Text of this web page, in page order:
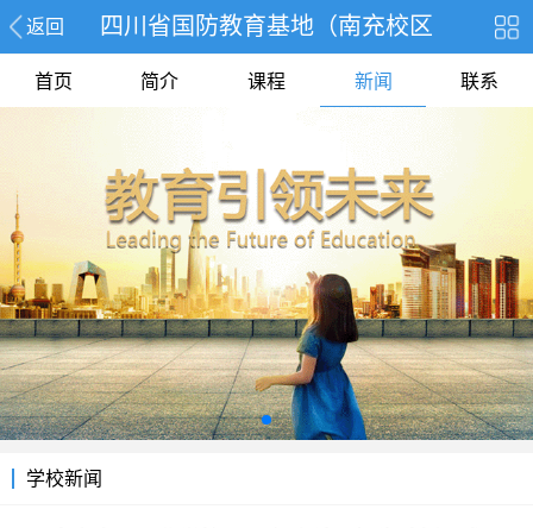
返回 四川省国防教育基地（南充校区
首页 简介 课程 新闻 联系
学校新闻